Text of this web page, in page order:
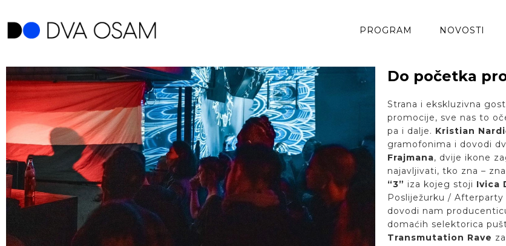
PROGRAM NOVOSTI
Do početka
Strana i ekskluzivna
promocije, sve nas to
pa i dalje. Kristian
gramofonima i dovodi
Frajmana, dvije ikone
najavljivati, tko zna –
“3” iza kojeg stoji Ivica
Posliježurku /
dovodi nam
domaćih selektorica
Transmutation Rave